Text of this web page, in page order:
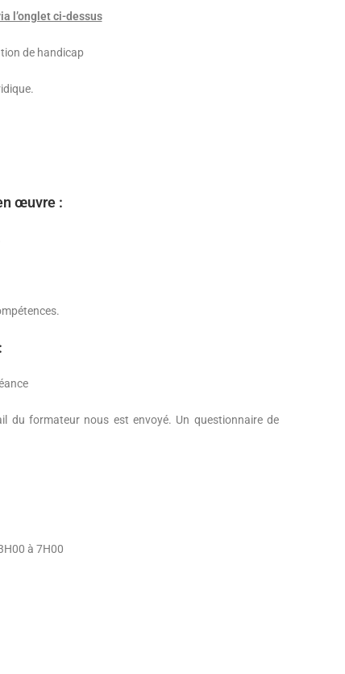
l’onglet ci-dessus
de handicap
œuvre :
formateur nous est envoyé. Un questionnaire de
à 7H00